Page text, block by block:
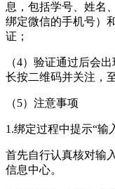
息，包括学号、姓名
绑定微信的手机号）
证；
（4）验证通过后会
长按二维码并关注，
（5）注意事项
1.绑定过程中提示“输
首先自行认真核对输
信息中心。